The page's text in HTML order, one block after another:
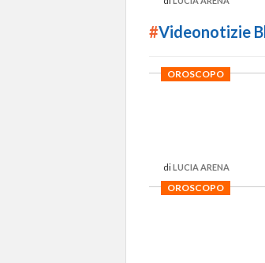
#Videonotizie
OROSCOPO
diLUCIA ARENA
OROSCOPO